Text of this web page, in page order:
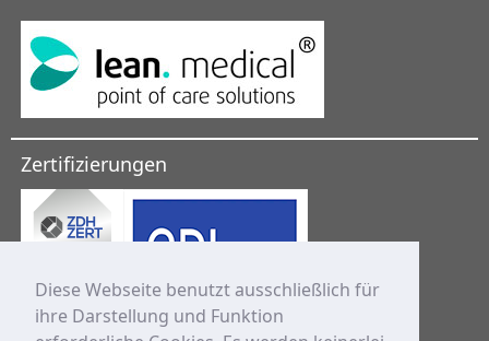
Diese Webseite benutzt ausschließlich für
ihre Darstellung und Funktion
Zertifizierungen